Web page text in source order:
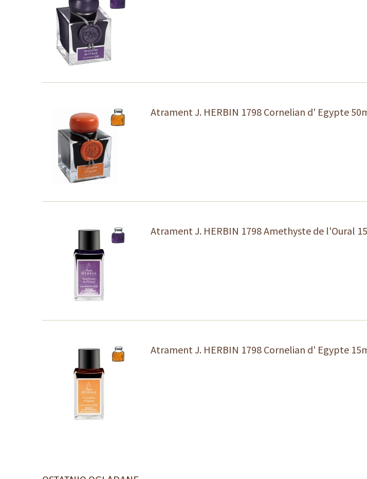
Atrament J. HERBIN 1798 Cornelian d' Egypte
Atrament J. HERBIN 1798 Amethyste de l'Oural
Atrament J. HERBIN 1798 Cornelian d' Egypte